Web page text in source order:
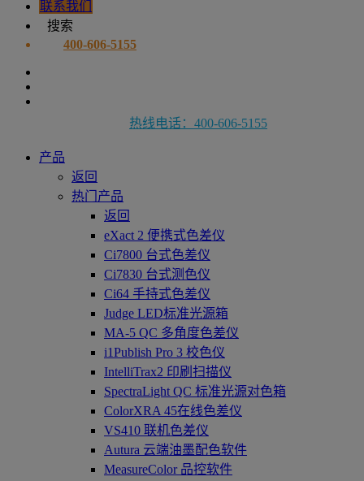
联系我们
搜索
400-606-5155
热线电话：400-606-5155
产品
返回
热门产品
返回
eXact 2 便携式色差仪
Ci7800 台式色差仪
Ci7830 台式测色仪
Ci64 手持式色差仪
Judge LED标准光源箱
MA-5 QC 多角度色差仪
i1Publish Pro 3 校色仪
IntelliTrax2 印刷扫描仪
SpectraLight QC 标准光源对色箱
ColorXRA 45在线色差仪
VS410 联机色差仪
Autura 云端油墨配色软件
MeasureColor 品控软件